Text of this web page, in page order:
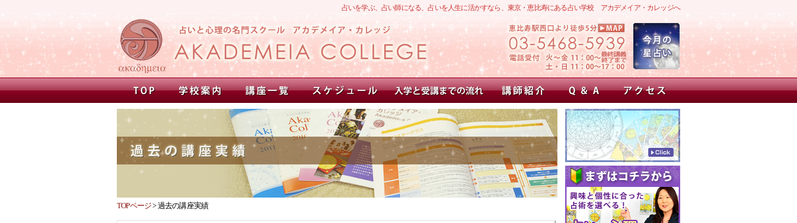
占いを学ぶ、占い師になる、占いを人生に活かすなら、東京・恵比寿にある占い学校 アカデメイア・カレッジへ
TOPページ>過去の講座実績